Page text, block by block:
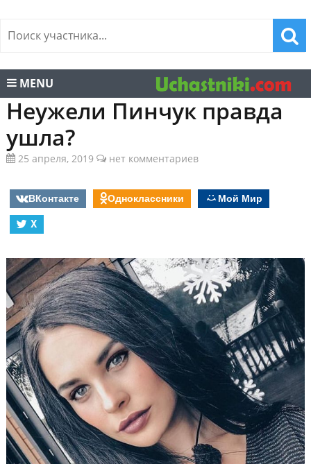
MENU
Неужели Пинчук правда
ушла?
25 апреля, 2019 нет комментариев
ВКонтакте Одноклассники
Мой Мир
X